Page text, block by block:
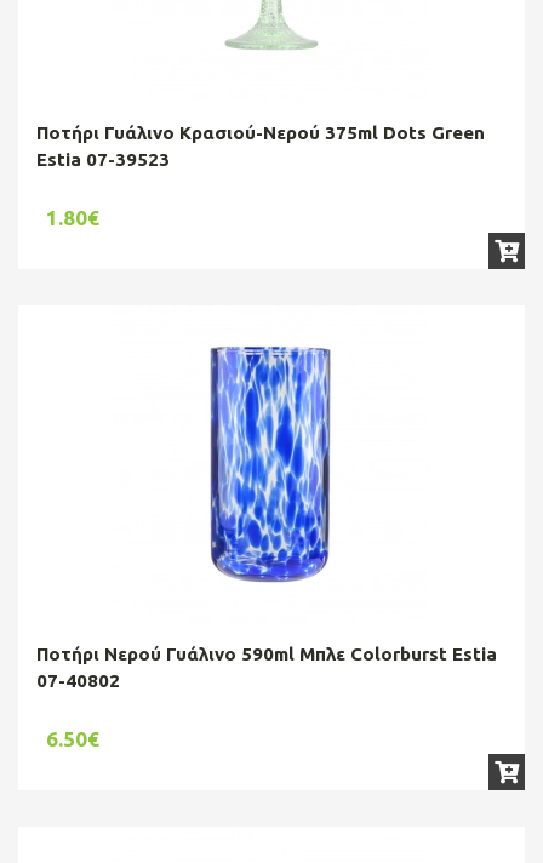
Ποτήρι Γυάλινο Κρασιού-Νερού 375ml Dots Green
Estia 07-39523
1.80€
Ποτήρι Νερού Γυάλινο 590ml Μπλε Colorburst Estia
07-40802
6.50€